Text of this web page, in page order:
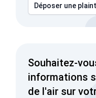
Déposer une
Souhaitez-
informations
de l'air sur